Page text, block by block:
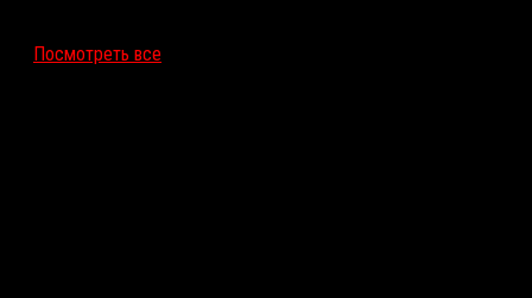
Посмотреть все